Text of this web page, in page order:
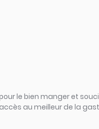
le bien manger et
au meilleur de la